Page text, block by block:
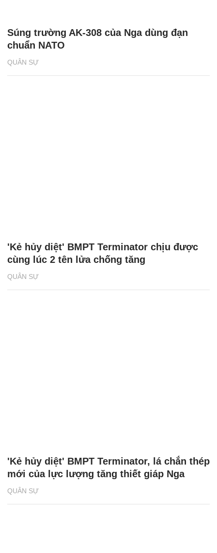
QUÂN SỰ
Súng trường AK-308 của Nga dùng đạn
chuẩn NATO
QUÂN SỰ
'Kẻ hủy diệt' BMPT Terminator chịu được
cùng lúc 2 tên lửa chống tăng
QUÂN SỰ
'Kẻ hủy diệt' BMPT Terminator, lá chắn thép
mới của lực lượng tăng thiết giáp Nga